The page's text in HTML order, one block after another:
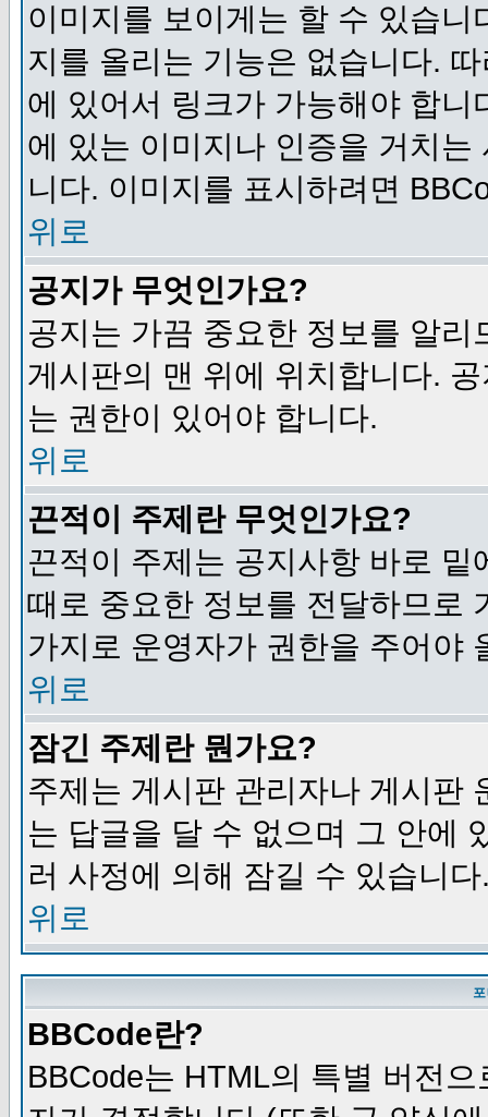
이미지를 보이게는 할 수 있습
지를 올리는 기능은 없습니다.
에 있어서 링크가 가능해야 합
에 있는 이미지나 인증을 거치
니다. 이미지를 표시하려면
위로
공지가 무엇인가요?
공지는 가끔 중요한 정보를 알
게시판의 맨 위에 위치합니다.
는 권한이 있어야 합니다.
위로
끈적이 주제란 무엇인가요?
끈적이 주제는 공지사항 바로
때로 중요한 정보를 전달하므로
가지로 운영자가 권한을 주어야
위로
잠긴 주제란 뭔가요?
주제는 게시판 관리자나 게시판
는 답글을 달 수 없으며 그 안에
러 사정에 의해 잠길 수 있습니다
위로
BBCode란?
BBCode는 HTML의 특별 버전